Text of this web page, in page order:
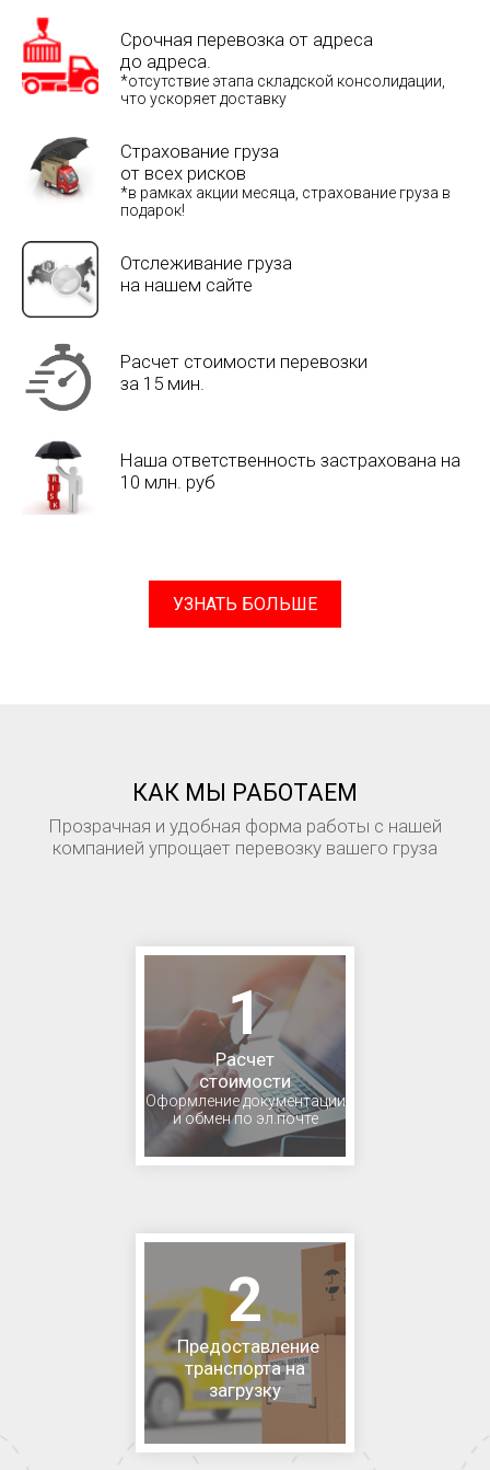
Срочная перевозка от адреса
до адреса.
*отсутствие этапа складской консолидации,
что ускоряет доставку
Страхование груза
от всех рисков
*в рамках акции месяца, страхование груза в
подарок!
Отслеживание груза
на нашем сайте
Расчет стоимости перевозки
за 15 мин.
Наша ответственность застрахована на
10 млн. руб
УЗНАТЬ БОЛЬШЕ
КАК МЫ РАБОТАЕМ
Прозрачная и удобная форма работы с нашей
компанией упрощает перевозку вашего груза
1
Расчет
стоимости
Оформление документации
и обмен по эл.почте
2
Предоставление
транспорта на
загрузку